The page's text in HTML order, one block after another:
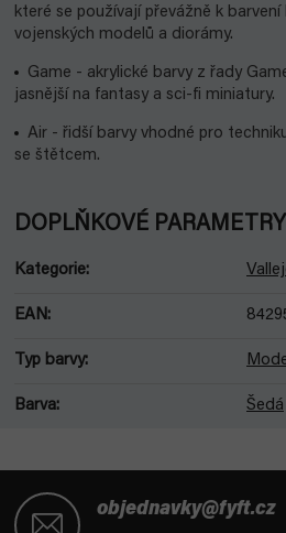
které se používají převážně k
vojenských modelů a diorámy.
Game - akrylické barvy z řady
jasnější na fantasy a sci-fi miniatury.
Air - řidší barvy vhodné pro
se štětcem.
DOPLŇKOVÉ PARAMETRY
Kategorie:
EAN:
Typ barvy:
Barva: Šedá
objednavky@fyft.cz